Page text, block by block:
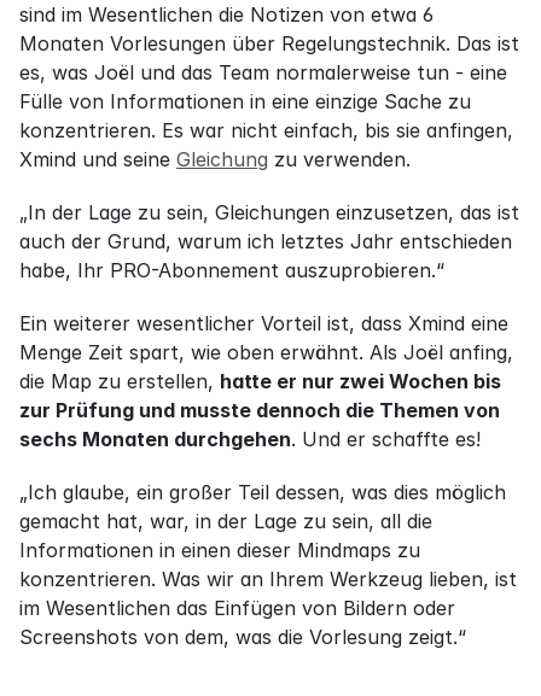
sind im Wesentlichen die Notizen von etwa 6
Monaten Vorlesungen über Regelungstechnik. Das ist
es, was Joël und das Team normalerweise tun - eine
Fülle von Informationen in eine einzige Sache zu
konzentrieren. Es war nicht einfach, bis sie anfingen,
Xmind und seine Gleichung zu verwenden.
„In der Lage zu sein, Gleichungen einzusetzen, das ist
auch der Grund, warum ich letztes Jahr entschieden
habe, Ihr PRO-Abonnement auszuprobieren.“
Ein weiterer wesentlicher Vorteil ist, dass Xmind eine
Menge Zeit spart, wie oben erwähnt. Als Joël anfing,
die Map zu erstellen, hatte er nur zwei Wochen bis
zur Prüfung und musste dennoch die Themen von
sechs Monaten durchgehen. Und er schaffte es!
„Ich glaube, ein großer Teil dessen, was dies möglich
gemacht hat, war, in der Lage zu sein, all die
Informationen in einen dieser Mindmaps zu
konzentrieren. Was wir an Ihrem Werkzeug lieben, ist
im Wesentlichen das Einfügen von Bildern oder
Screenshots von dem, was die Vorlesung zeigt.“